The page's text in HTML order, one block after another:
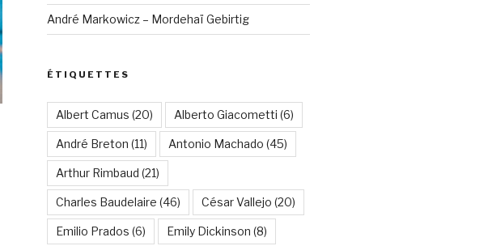
André Markowicz – Mordehaï Gebirtig
ÉTIQUETTES
Albert Camus (20) Alberto Giacometti (6)
André Breton (11) Antonio Machado (45)
Arthur Rimbaud (21)
Charles Baudelaire (46) César Vallejo (20)
Emilio Prados (6) Emily Dickinson (8)